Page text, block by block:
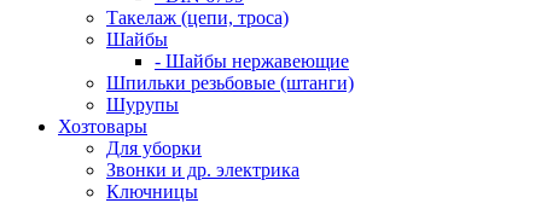
Такелаж (цепи, троса)
Шайбы
- Шайбы нержавеющие
Шпильки резьбовые (штанги)
Шурупы
Хозтовары
Для уборки
Звонки и др. электрика
Ключницы